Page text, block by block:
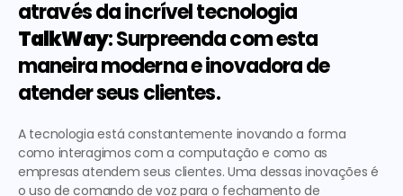
TalkWay: Surpreenda com esta
maneira moderna e inovadora de
atender seus clientes.
A tecnologia está constantemente inovando a forma
como interagimos com a computação e como as
empresas atendem seus clientes. Uma dessas inovações é
o uso de comando de voz para o fechamento de